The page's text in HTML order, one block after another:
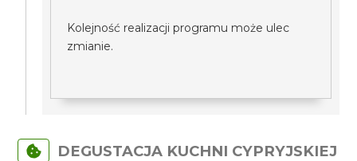
Kolejność realizacji programu może ulec
zmianie.
DEGUSTACJA KUCHNI CYPRYJSKIEJ